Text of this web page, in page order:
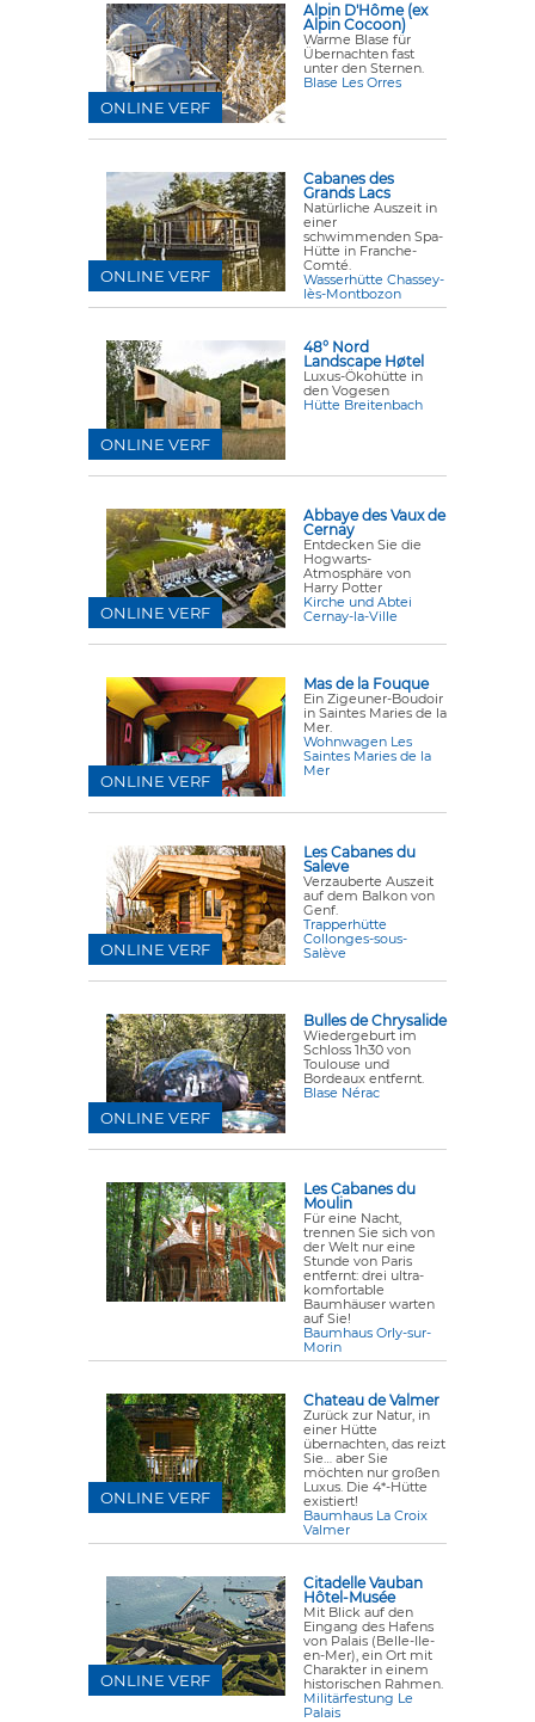
Alpin D'Hôme (ex
Alpin Cocoon)
Warme Blase für
Übernachten fast
unter den Sternen.
Blase Les Orres
ONLINE VERF
Cabanes des
Grands Lacs
Natürliche Auszeit in
einer
schwimmenden Spa-
Hütte in Franche-
Comté.
Wasserhütte Chassey-
lès-Montbozon
ONLINE VERF
48° Nord
Landscape Høtel
Luxus-Ökohütte in
den Vogesen
Hütte Breitenbach
ONLINE VERF
Abbaye des Vaux de
Cernay
Entdecken Sie die
Hogwarts-
Atmosphäre von
Harry Potter
Kirche und Abtei
Cernay-la-Ville
ONLINE VERF
Mas de la Fouque
Ein Zigeuner-Boudoir
in Saintes Maries de la
Mer.
Wohnwagen Les
Saintes Maries de la
Mer
ONLINE VERF
Les Cabanes du
Saleve
Verzauberte Auszeit
auf dem Balkon von
Genf.
Trapperhütte
Collonges-sous-
Salève
ONLINE VERF
Bulles de Chrysalide
Wiedergeburt im
Schloss 1h30 von
Toulouse und
Bordeaux entfernt.
Blase Nérac
ONLINE VERF
Les Cabanes du
Moulin
Für eine Nacht,
trennen Sie sich von
der Welt nur eine
Stunde von Paris
entfernt: drei ultra-
komfortable
Baumhäuser warten
auf Sie!
Baumhaus Orly-sur-
Morin
Chateau de Valmer
Zurück zur Natur, in
einer Hütte
übernachten, das reizt
Sie… aber Sie
möchten nur großen
Luxus. Die 4*-Hütte
existiert!
Baumhaus La Croix
Valmer
ONLINE VERF
Citadelle Vauban
Hôtel-Musée
Mit Blick auf den
Eingang des Hafens
von Palais (Belle-Ile-
en-Mer), ein Ort mit
Charakter in einem
historischen Rahmen.
Militärfestung Le
Palais
ONLINE VERF